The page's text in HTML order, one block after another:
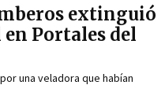
extinguió
Portales del
una veladora que habían